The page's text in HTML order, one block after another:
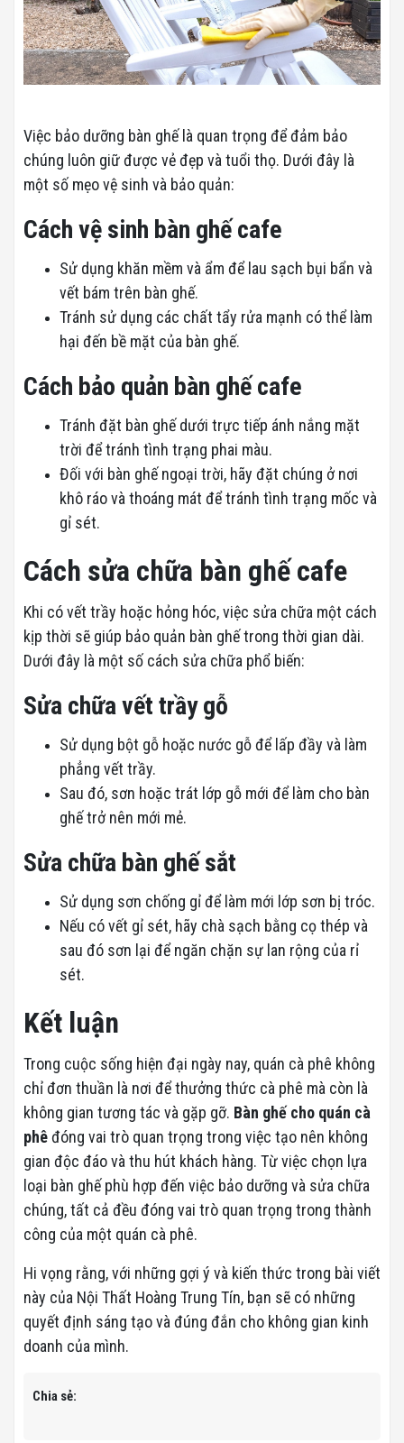
Việc bảo dưỡng bàn ghế là quan trọng để đảm bảo
chúng luôn giữ được vẻ đẹp và tuổi thọ. Dưới đây là
một số mẹo vệ sinh và bảo quản:
Cách vệ sinh bàn ghế cafe
Sử dụng khăn mềm và ẩm để lau sạch bụi bẩn và
vết bám trên bàn ghế.
Tránh sử dụng các chất tẩy rửa mạnh có thể làm
hại đến bề mặt của bàn ghế.
Cách bảo quản bàn ghế cafe
Tránh đặt bàn ghế dưới trực tiếp ánh nắng mặt
trời để tránh tình trạng phai màu.
Đối với bàn ghế ngoại trời, hãy đặt chúng ở nơi
khô ráo và thoáng mát để tránh tình trạng mốc và
gỉ sét.
Cách sửa chữa bàn ghế cafe
Khi có vết trầy hoặc hỏng hóc, việc sửa chữa một cách
kịp thời sẽ giúp bảo quản bàn ghế trong thời gian dài.
Dưới đây là một số cách sửa chữa phổ biến:
Sửa chữa vết trầy gỗ
Sử dụng bột gỗ hoặc nước gỗ để lấp đầy và làm
phẳng vết trầy.
Sau đó, sơn hoặc trát lớp gỗ mới để làm cho bàn
ghế trở nên mới mẻ.
Sửa chữa bàn ghế sắt
Sử dụng sơn chống gỉ để làm mới lớp sơn bị tróc.
Nếu có vết gỉ sét, hãy chà sạch bằng cọ thép và
sau đó sơn lại để ngăn chặn sự lan rộng của rỉ
sét.
Kết luận
Trong cuộc sống hiện đại ngày nay, quán cà phê không
chỉ đơn thuần là nơi để thưởng thức cà phê mà còn là
không gian tương tác và gặp gỡ. Bàn ghế cho quán cà
phêđóng vai trò quan trọng trong việc tạo nên không
gian độc đáo và thu hút khách hàng. Từ việc chọn lựa
loại bàn ghế phù hợp đến việc bảo dưỡng và sửa chữa
chúng, tất cả đều đóng vai trò quan trọng trong thành
công của một quán cà phê.
Hi vọng rằng, với những gợi ý và kiến thức trong bài viết
này của Nội Thất Hoàng Trung Tín, bạn sẽ có những
quyết định sáng tạo và đúng đắn cho không gian kinh
doanh của mình.
Chia sẻ: